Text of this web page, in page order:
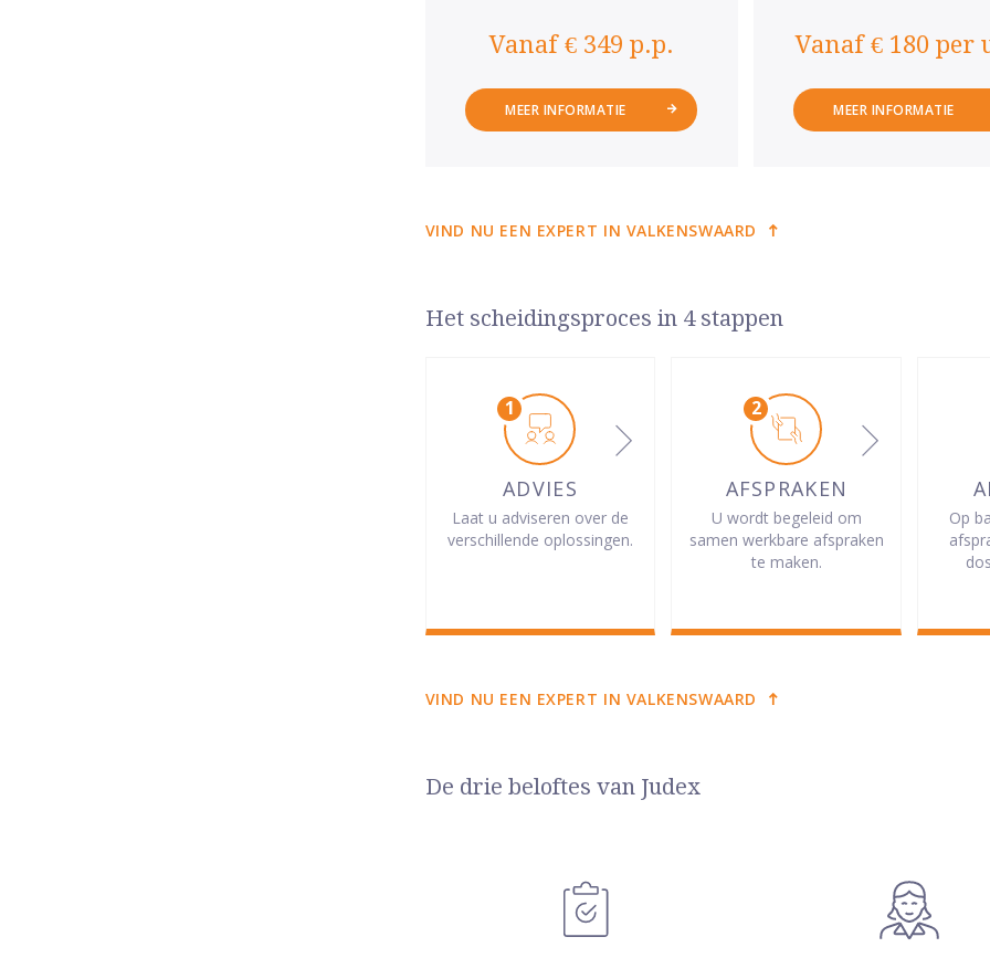
Vanaf € 349 p.p.
MEER INFORMATIE
Vanaf € 180 per
MEER INFORMATIE
VIND NU EEN EXPERT IN VALKENSWAARD
Het scheidingsproces in 4 stappen
ADVIES
Laat u adviseren over de
verschillende oplossingen.
AFSPRAKEN
U wordt begeleid om
samen werkbare afspraken
te maken.
Op
VIND NU EEN EXPERT IN VALKENSWAARD
De drie beloftes van Judex